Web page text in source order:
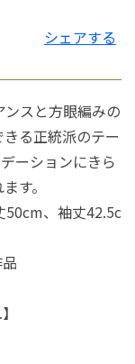
シェアする
スと方眼編みの
る正統派のテー
ーションにきら
す。
50cm、袖丈42.5c